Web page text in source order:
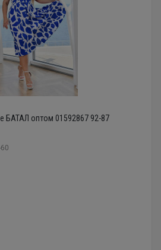
БАТАЛ оптом 01592867 92-87